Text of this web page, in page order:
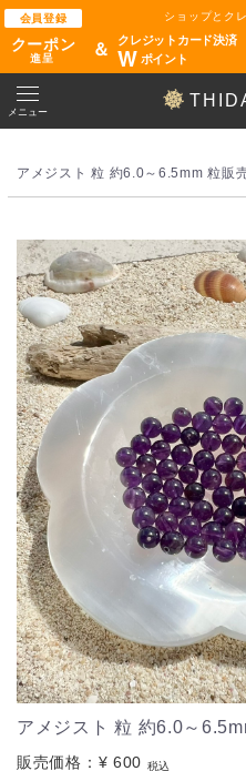
会員登録
クーポン
進呈
ショップとク
＆
クレジットカード決済
Wポイント
メニュー
アメジスト 粒 約6.0～6.5mm 粒販
アメジスト 粒 約6.0～
販売価格： ¥ 600 税込